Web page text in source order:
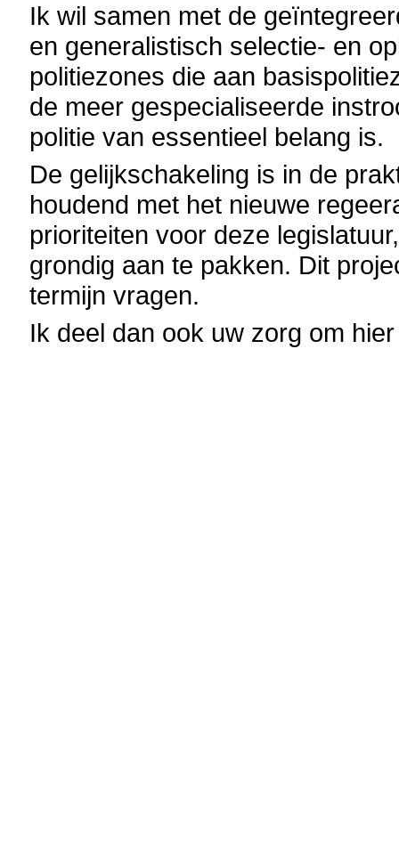
Ik wil samen met de
en generalistisch selectie- en
politiezones die aan
de meer gespecialiseerde
politie van essentieel belang is.
De gelijkschakeling is in de
houdend met het nieuwe
prioriteiten voor deze
grondig aan te pakken. Dit
termijn vragen.
Ik deel dan ook uw zorg om